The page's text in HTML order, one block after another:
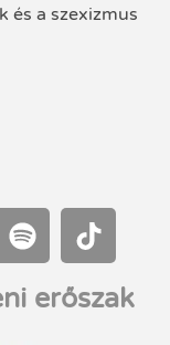
és a szexizmus
erőszak